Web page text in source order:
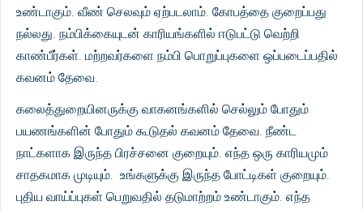
உண்டாகும். வீண் செலவும் ஏற்படலாம். கோபத்தை குறைப்பது
நல்லது. நம்பிக்கையுடன் காரியங்களில் ஈடுபட்டு வெற்றி
காண்பீர்கள். மற்றவர்களை நம்பி பொறுப்புகளை ஒப்படைப்பதில்
கவனம் தேவை.
கலைத்துறையினருக்கு வாகனங்களில் செல்லும் போதும்
பயணங்களின் போதும் கூடுதல் கவனம் தேவை. நீண்ட
நாட்களாக இருந்த பிரச்சனை குறையும். எந்த ஒரு காரியமும்
சாதகமாக முடியும். உங்களுக்கு இருந்த போட்டிகள் குறையும்.
புதிய வாய்ப்புகள் பெறுவதில் தடுமாற்றம் உண்டாகும். எந்த